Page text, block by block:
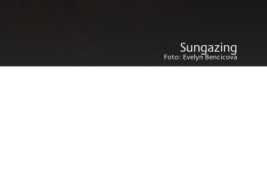
Sungazing
Foto: Evelyn Bencicova